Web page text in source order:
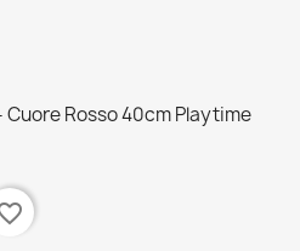
Rosso 40cm Playtime